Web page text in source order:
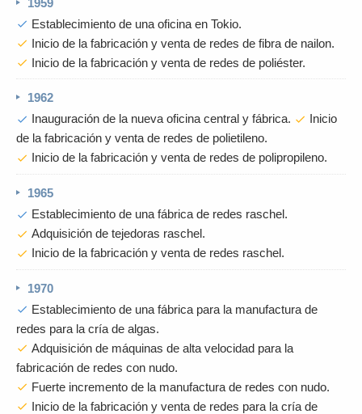
check Establecimiento de una oficina en Tokio.
check Inicio de la fabricación y venta de redes de fibra de nailon.
check Inicio de la fabricación y venta de redes de poliéster.
1962
check Inauguración de la nueva oficina central y fábrica. check Inicio
de la fabricación y venta de redes de polietileno.
check Inicio de la fabricación y venta de redes de polipropileno.
1965
check Establecimiento de una fábrica de redes raschel.
check Adquisición de tejedoras raschel.
check Inicio de la fabricación y venta de redes raschel.
1970
check Establecimiento de una fábrica para la manufactura de
redes para la cría de algas.
check Adquisición de máquinas de alta velocidad para la
fabricación de redes con nudo.
check Fuerte incremento de la manufactura de redes con nudo.
check Inicio de la fabricación y venta de redes para la cría de